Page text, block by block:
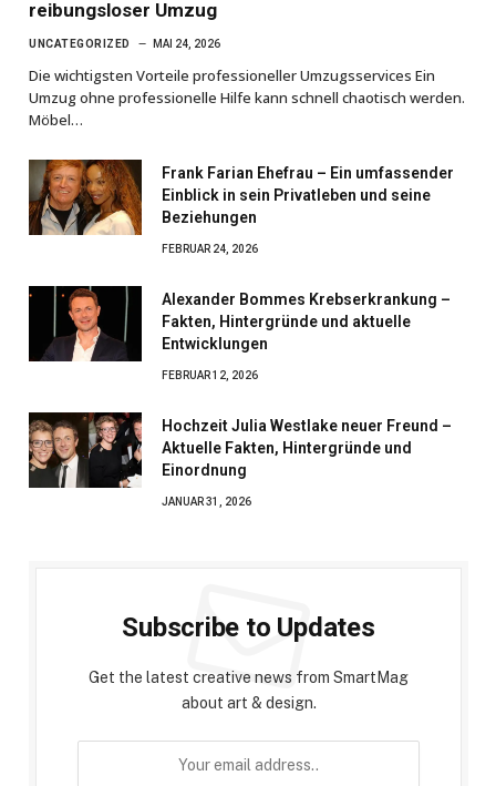
reibungsloser Umzug
UNCATEGORIZED MAI 24, 2026
Die wichtigsten Vorteile professioneller Umzugsservices Ein
Umzug ohne professionelle Hilfe kann schnell chaotisch werden.
Möbel…
Frank Farian Ehefrau – Ein umfassender
Einblick in sein Privatleben und seine
Beziehungen
FEBRUAR 24, 2026
Alexander Bommes Krebserkrankung –
Fakten, Hintergründe und aktuelle
Entwicklungen
FEBRUAR 12, 2026
Hochzeit Julia Westlake neuer Freund –
Aktuelle Fakten, Hintergründe und
Einordnung
JANUAR 31, 2026
Subscribe to Updates
Get the latest creative news from SmartMag
about art & design.